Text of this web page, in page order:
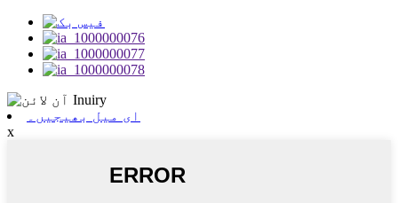
ای میل بھیجیں۔
x